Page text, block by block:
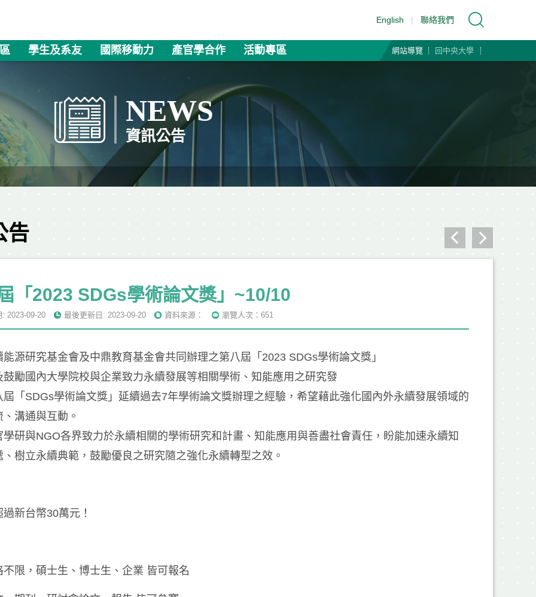
English | 聯絡我們
學生及系友 國際移動力 產官學合作 活動專區 網站導覽 回中央大學
NEWS
資訊公告
告
「2023 SDGs學術論文獎」~10/10
: 2023-09-20 最後更新日: 2023-09-20 資料來源： 瀏覽人次：651
能源研究基金會及中鼎教育基金會共同辦理之第八屆「2023 SDGs學術論文獎」
鼓勵國內大學院校與企業致力永續發展等相關學術、知能應用之研究發
屆「SDGs學術論文獎」延續過去7年學術論文獎辦理之經驗，希望藉此強化國內外永續發展領域的
溝通與互動。
學研與NGO各界致力於永續相關的學術研究和計畫、知能應用與善盡社會責任，盼能加速永續知
、樹立永續典範，鼓勵優良之研究隨之強化永續轉型之效。
新台幣30萬元！
不限，碩士生、博士生、企業 皆可報名